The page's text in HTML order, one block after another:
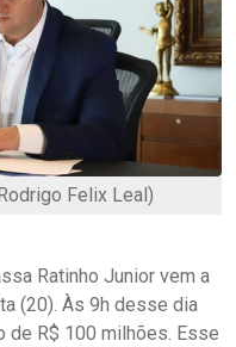
Felix Leal)
Ratinho Junior vem a
(20). Às 9h desse dia
de R$ 100 milhões. Esse